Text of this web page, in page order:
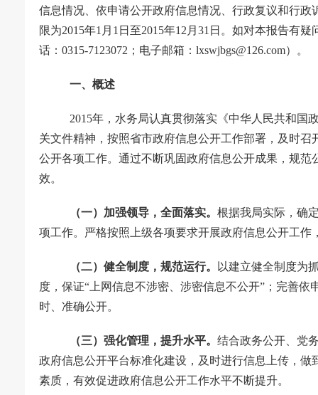
信息情况、依申请公开政府信息情况、行政复议和行
限为2015年1 月 1 日至2015年12 月 31 日。如对本报告有疑
话： 0315-7123072 ；电子邮箱： lxswjbgs@126.com）。
一、概述
2015年，水务局认真贯彻落实《中华人民共和国
关文件精神，按照省市政府信息公开工作部署，及时
公开各项工作。通过不断巩固政府信息公开成果，规
效。
（一）加强领导，全面落实。 根据我局实际，确
项工作。严格按照上级各项要求开展政府信息公开工
（二）健全制度，规范运行。
以建立健全制度为
度，保证“ 上网信息不涉密、涉密信息不公开” ；完善依
时、准确公开。
（三）强化管理，提升水平。 结合政务公开、党
政府信息公开平台标准化建设，及时进行信息上传，做
素质，有效促进政府信息公开工作水平不断提升。